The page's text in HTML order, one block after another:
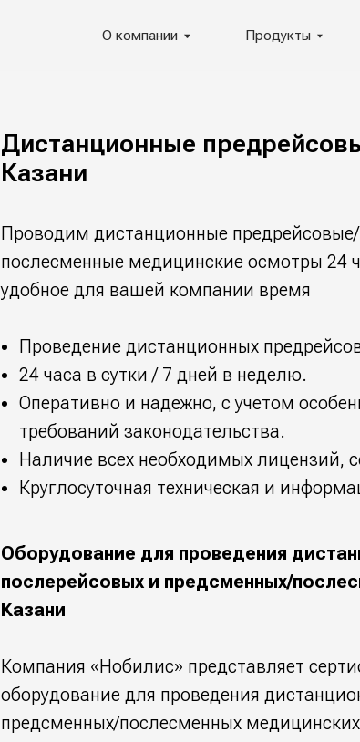
О компании Продукты Клиенты
Дистанционные
Казани
Проводим дистанционные
послесменные медицинские осмотры 24
удобное для вашей компании время
Проведение дистанционных
24 часа в сутки / 7 дней в неделю.
Оперативно и надежно, с учетом
требований законодательства.
Наличие всех необходимых лицензий,
Круглосуточная техническая и
Оборудование для проведения
послерейсовых и предсменных/
Казани
Компания «Нобилис» представляет
оборудование для проведения
предсменных/послесменных